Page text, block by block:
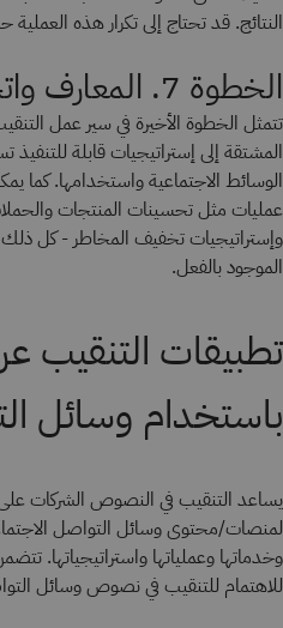
النتائج. قد تحتاج إلى تكرار هذه
الخطوة 7. المعارف واتخاذ القرارات
تتمثل الخطوة الأخيرة في سير عمل
المشتقة إلى إستراتيجيات قابلة
الوسائط الاجتماعية واستخدامها. كما
عمليات مثل تحسينات المنتجات
وإستراتيجيات تخفيف المخاطر - كل
الموجود بالفعل.
تطبيقات التنقيب
باستخدام وسائل
يساعد التنقيب في النصوص الشركات
لمنصات/محتوى وسائل التواصل
وخدماتها وعملياتها واستراتيجياتها.
للاهتمام للتنقيب في نصوص وسائل